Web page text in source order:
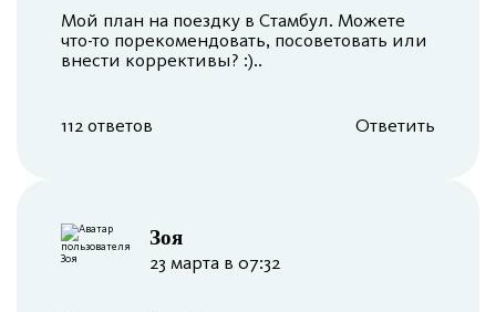
Мой план на поездку в Стамбул. Можете
что-то порекомендовать, посоветовать или
внести коррективы? :)..
112 ответов Ответить
Зоя
23 марта в 07:32